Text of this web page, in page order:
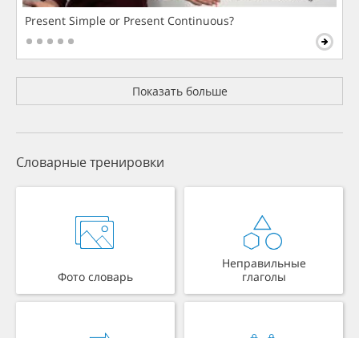
Present Simple or Present Continuous?
Показать больше
Словарные тренировки
Фото словарь
Неправильные
глаголы